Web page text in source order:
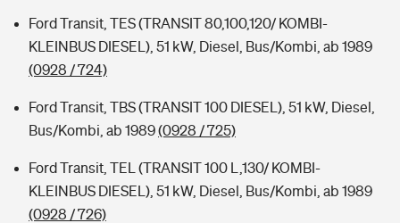
Ford Transit, TES (TRANSIT 80,100,120/ KOMBI-
KLEINBUS DIESEL), 51 kW, Diesel, Bus/Kombi, ab 1989
(0928 / 724)
Ford Transit, TBS (TRANSIT 100 DIESEL), 51 kW, Diesel,
Bus/Kombi, ab 1989(0928 / 725)
Ford Transit, TEL (TRANSIT 100 L,130/ KOMBI-
KLEINBUS DIESEL), 51 kW, Diesel, Bus/Kombi, ab 1989
(0928 / 726)